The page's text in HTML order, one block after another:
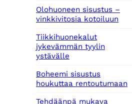
Olohuoneen sisustus –
vinkkivitosia kotoiluun
Tiikkihuonekalut
jykevämmän tyylin
ystävälle
Boheemi sisustus
houkuttaa rentoutumaan
Tehdäänpä mukava